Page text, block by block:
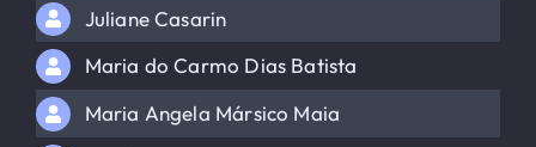
Juliane Casarin
Maria do Carmo Dias Batista
Maria Angela Mársico Maia